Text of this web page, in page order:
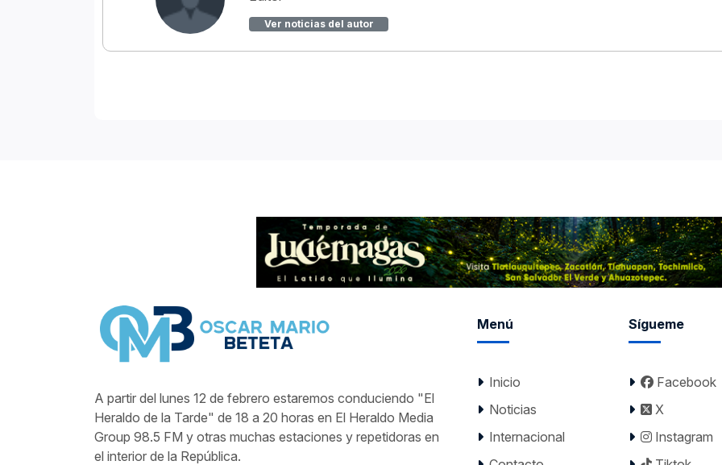
Ver noticias del autor
A partir del lunes 12 de febrero estaremos conduciendo "El
Heraldo de la Tarde" de 18 a 20 horas en El Heraldo Media
Group 98.5 FM y otras muchas estaciones y repetidoras en
el interior de la República.
Menú
Inicio
Noticias
Internacional
Sígueme
Facebook
X
Instagram